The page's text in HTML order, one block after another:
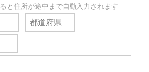
と住所が途中まで自動入力されます